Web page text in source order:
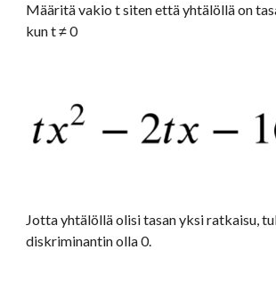
Määritä vakio t siten että yhtälöllä on
kun t ≠ 0
Jotta yhtälöllä olisi tasan yksi ratkaisu,
diskriminantin olla 0.